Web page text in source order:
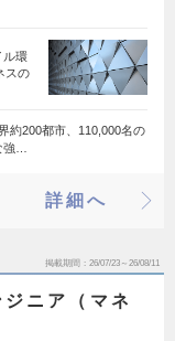
ル環
スの
約200都市、110,000名の
強…
詳細へ
掲載期間 26/07/23～26/08/11
ニア（マネ